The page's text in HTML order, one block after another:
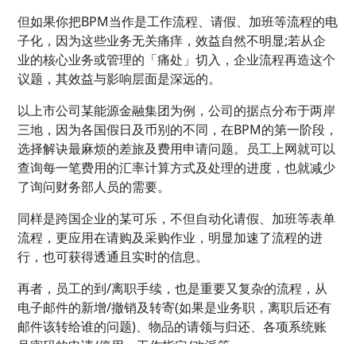
但如果你把BPM当作是工作流程、请假、加班等流程的电
子化，因为这些业务无关痛痒，效益自然不明显;若从企
业的核心业务或管理的「痛处」切入，企业流程再造这个
议题，其效益与影响层面是深远的。
以上市公司某能源金融集团为例，公司的据点分布于两岸
三地，因为各国假日及币别的不同，在BPM的第一阶段，
选择解诀最麻烦的差旅及费用申请问题。员工上网就可以
查询每一笔费用的汇率计算方式及处理的进度，也就减少
了询问财务部人员的需要。
同样是跨国企业的某可乐，不但自动化请假、加班等表单
流程，更应用在请购及采购作业，明显加速了流程的进
行，也可获得透通且实时的信息。
再者，员工的到/离职手续，也是重要又复杂的流程，从
电子邮件的新增/撤销及转寄(如果是业务职，离职后还有
邮件该转给谁的问题)、物品的请领与归还、各项系统账